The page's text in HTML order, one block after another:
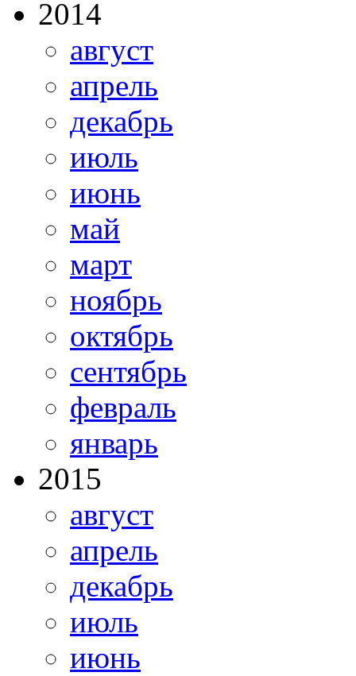
2014
август
апрель
декабрь
июль
июнь
май
март
ноябрь
октябрь
сентябрь
февраль
январь
2015
август
апрель
декабрь
июль
июнь